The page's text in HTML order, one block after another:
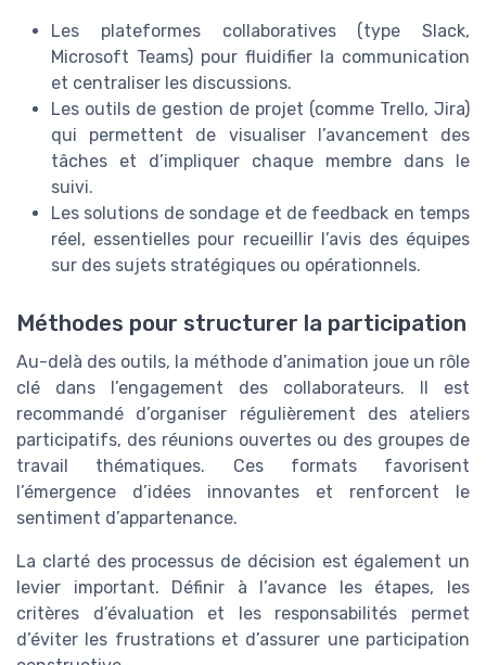
Les plateformes collaboratives (type Slack,
Microsoft Teams) pour fluidifier la communication
et centraliser les discussions.
Les outils de gestion de projet (comme Trello, Jira)
qui permettent de visualiser l’avancement des
tâches et d’impliquer chaque membre dans le
suivi.
Les solutions de sondage et de feedback en temps
réel, essentielles pour recueillir l’avis des équipes
sur des sujets stratégiques ou opérationnels.
Méthodes pour structurer la participation
Au-delà des outils, la méthode d’animation joue un rôle
clé dans l’engagement des collaborateurs. Il est
recommandé d’organiser régulièrement des ateliers
participatifs, des réunions ouvertes ou des groupes de
travail thématiques. Ces formats favorisent
l’émergence d’idées innovantes et renforcent le
sentiment d’appartenance.
La clarté des processus de décision est également un
levier important. Définir à l’avance les étapes, les
critères d’évaluation et les responsabilités permet
d’éviter les frustrations et d’assurer une participation